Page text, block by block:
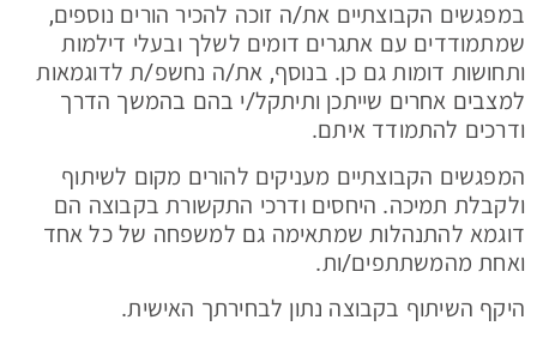
במפגשים הקבוצתיים את/ה זוכה להכיר הורים נוספים,
שמתמודדים עם אתגרים דומים לשלך ובעלי דילמות
ותחושות דומות גם כן. בנוסף, את/ה נחשפ/ת לדוגמאות
למצבים אחרים שייתכן ותיתקל/י בהם בהמשך הדרך
ודרכים להתמודד איתם.
המפגשים הקבוצתיים מעניקים להורים מקום לשיתוף
ולקבלת תמיכה. היחסים ודרכי התקשורת בקבוצה הם
דוגמא להתנהלות שמתאימה גם למשפחה של כל אחד
ואחת מהמשתתפים/ות.
היקף השיתוף בקבוצה נתון לבחירתך האישית.